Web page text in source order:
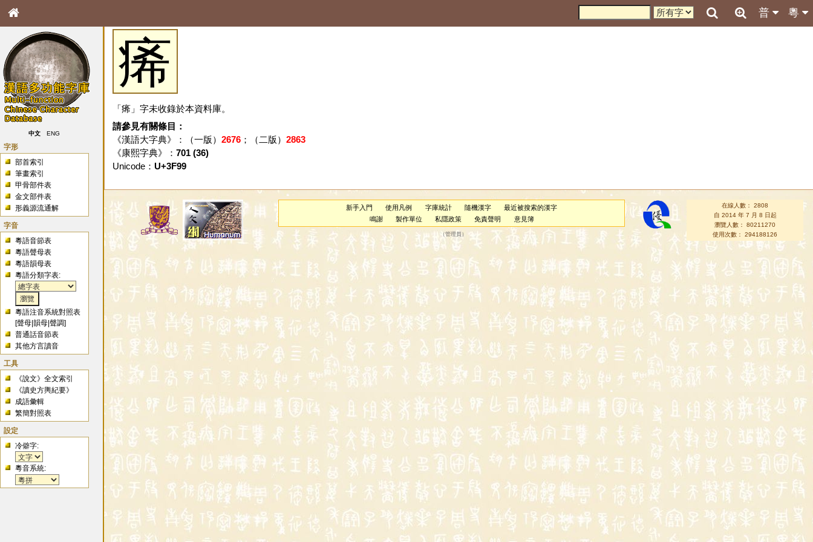
粵
普
中文 ENG
字形
部首索引
筆畫索引
甲骨部件表
金文部件表
形義源流通解
字音
粵語音節表
粵語聲母表
粵語韻母表
粵語分類字表:
粵語注音系統對照表
[聲母 |韻母 |聲調]
普通話音節表
其他方言讀音
工具
《說文》全文索引
《讀史方輿紀要》
成語彙輯
繁簡對照表
設定
冷僻字:
粵音系統:
㾙
「㾙」字未收錄於本資料庫。
請參見有關條目：
《漢語大字典》：（一版） 2676；（二版） 2863
《康熙字典》： 701 (36)
Unicode： U+3F99
新手入門 使用凡例 字庫統計 隨機漢字
最近被搜索的漢字
鳴謝
製作單位 私隱政策 免責聲明 意見簿
（管理員 ）
在線人數： 2808
自 2014 年 7 月 8 日起
瀏覽人數： 80211270
使用次數： 294188126